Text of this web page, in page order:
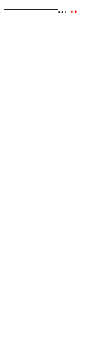
───────… ..